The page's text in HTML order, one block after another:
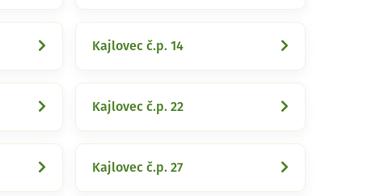
Kajlovec č.p. 14
Kajlovec č.p. 22
Kajlovec č.p. 27